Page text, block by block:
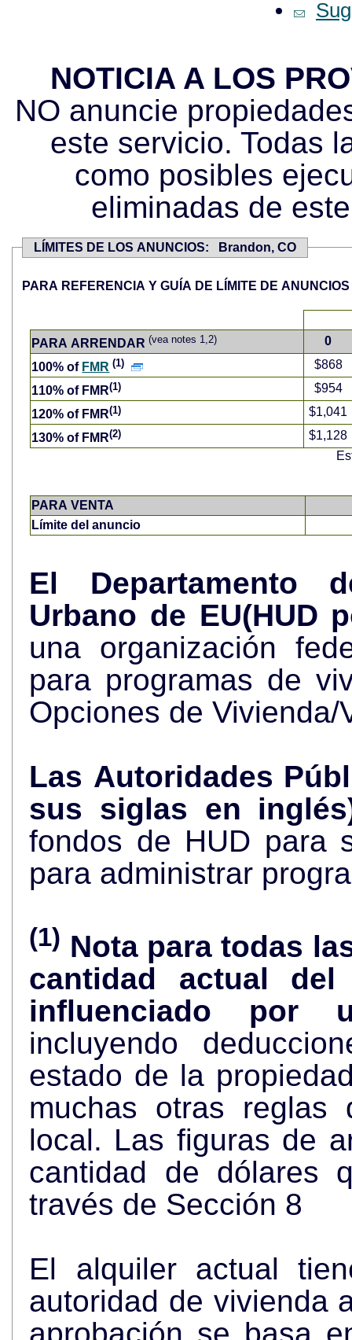
NOTICIA A LOS
NO anuncie
este servicio. Todas
como posibles
eliminadas de
LÍMITES DE LOS ANUNCIOS: Brandon, CO
PARA REFERENCIA Y GUÍA DE
PARA ARRENDAR (vea notes 1,2)
0
100% of FMR (1)
$868
110% of FMR(1)
$954
120% of FMR(1)
$1,041
130% of FMR(2)
$1,128
PARA VENTA
Límite del anuncio
El Departamento
Urbano de EU(HUD
una organización
para programas de
Opciones de
Las Autoridades
sus siglas en
fondos de HUD para
para administrar
(1) Nota para todas
cantidad actual
influenciado por
incluyendo
estado de la
muchas otras reglas
local. Las figuras de arriba representan la más alta
través de Sección 8
El alquiler actual
autoridad de vivienda
aprobación se basa